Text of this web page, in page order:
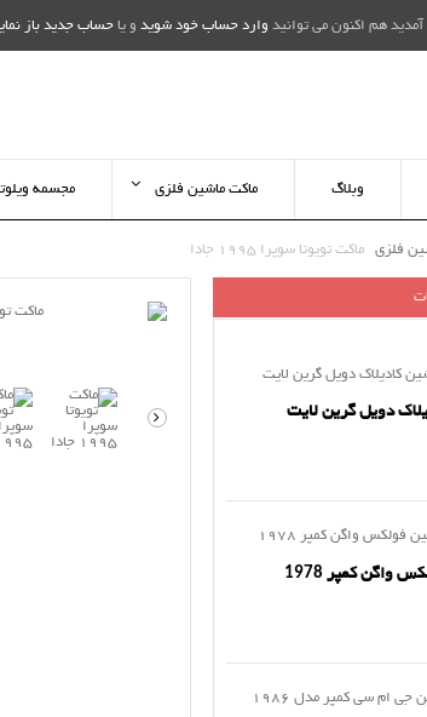
هم اکنون می توانید وارد حساب خود شوید و یا حساب جدید باز
وبلاگ ماکت ماشین فلزی مجسمه
فلزی ماکت تویوتا سوپرا 1995 جادا
دویل گرین لایت
کمپر 1978